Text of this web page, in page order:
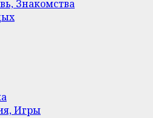
Знакомства
Игры